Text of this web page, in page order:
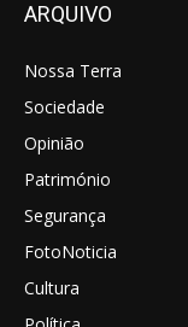
ARQUIVO
Nossa Terra
Sociedade
Opinião
Património
Segurança
FotoNoticia
Cultura